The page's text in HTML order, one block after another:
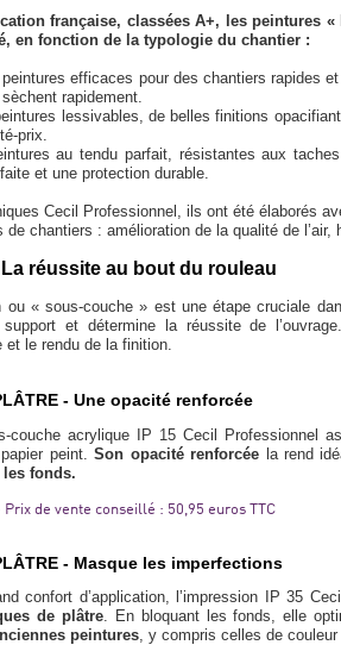
française, classées A+, les peintures
en fonction de la typologie du chantier :
efficaces pour des chantiers rapides
rapidement.
lessivables, de belles finitions
prix.
au tendu parfait, résistantes aux
et une protection durable.
Cecil Professionnel, ils ont été élaborés
de chantiers : amélioration de la qualité de
réussite au bout du rouleau
ou « sous-couche » est une étape cruciale
et détermine la réussite de
et le rendu de la finition.
- Une opacité renforcée
couche acrylique IP 15 Cecil Professionnel
peint. Son opacité renforcée la rend
fonds.
de vente conseillé : 50,95 euros TTC
- Masque les imperfections
confort d’application, l’impression IP 35
de plâtre. En bloquant les fonds, elle
peintures, y compris celles de